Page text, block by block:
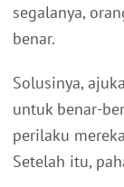
segalanya,
benar.
Solusinya,
untuk benar-
perilaku
Setelah itu,